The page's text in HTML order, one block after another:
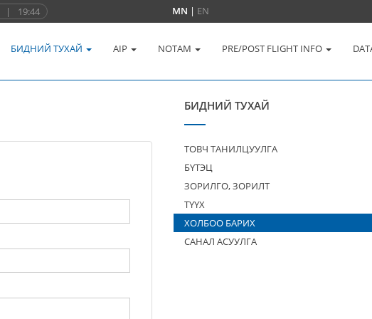
| 19:44 MN | EN
БИДНИЙ ТУХАЙ AIP NOTAM PRE/POST FLIGHT INFO
БИДНИЙ ТУХАЙ
ТОВЧ ТАНИЛЦУУЛГА
БҮТЭЦ
ЗОРИЛГО, ЗОРИЛТ
ТҮҮХ
ХОЛБОО БАРИХ
САНАЛ АСУУЛГА